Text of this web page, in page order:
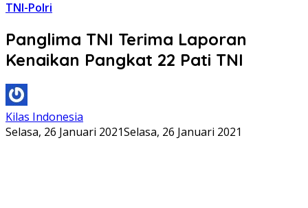
TNI-Polri
Panglima TNI Terima Laporan
Kenaikan Pangkat 22 Pati TNI
Kilas Indonesia
Selasa, 26 Januari 2021Selasa, 26 Januari 2021